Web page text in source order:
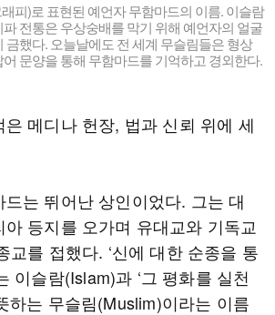
피)로 표현된 예언자 무함마드의 이름. 이슬람
전통은 우상숭배를 막기 위해 예언자의 얼굴
금했다. 오늘날에도 전 세계 무슬림들은 형상
문양을 통해 무함마드를 기억하고 경외한다.
메디나 헌장, 법과 신뢰 위에 세
는 뛰어난 상인이었다. 그는 대
등지를 오가며 유대교와 기독교
교를 접했다. ‘신에 대한 순종을 통
이슬람(Islam)과 ‘그 평화를 실천
하는 무슬림(Muslim)이라는 이름